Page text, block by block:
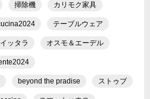
掃除機 カリモク家具
テーブルウェア
イッタラ オスモ＆エーデル
beyond the pradise ストゥブ